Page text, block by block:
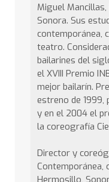
Miguel Mancillas,
Sonora. Sus
contemporánea,
teatro.
bailarines del
el XVIII Premio
mejor bailarín.
estreno de
y en el 2004 el
la coreografía
Director y
Contemporánea,
Hermosillo,